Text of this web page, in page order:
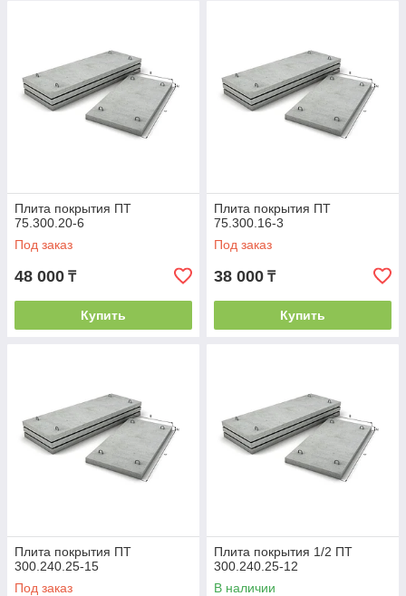
Плита покрытия ПТ
75.300.20-6
Под заказ
48 000 ₸
Купить
Плита покрытия ПТ
75.300.16-3
Под заказ
38 000 ₸
Купить
Плита покрытия ПТ
300.240.25-15
Под заказ
Плита покрытия 1/2 ПТ
300.240.25-12
В наличии